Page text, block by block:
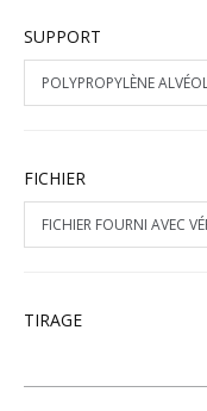
SUPPORT
FICHIER
TIRAGE